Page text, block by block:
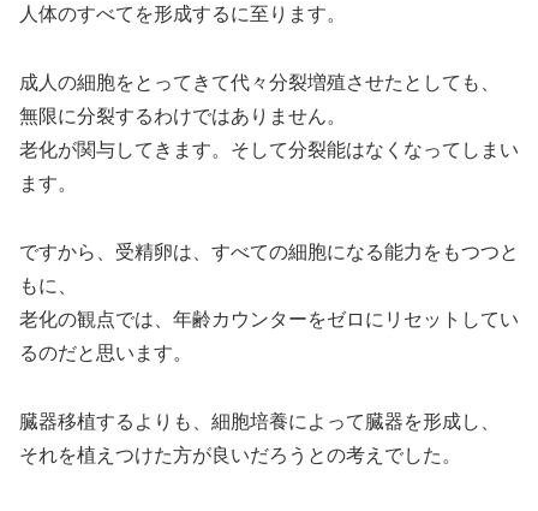
人体のすべてを形成するに至ります。
成人の細胞をとってきて代々分裂増殖させたとしても、
無限に分裂するわけではありません。
老化が関与してきます。そして分裂能はなくなってしまい
ます。
ですから、受精卵は、すべての細胞になる能力をもつつと
もに、
老化の観点では、年齢カウンターをゼロにリセットしてい
るのだと思います。
臓器移植するよりも、細胞培養によって臓器を形成し、
それを植えつけた方が良いだろうとの考えでした。